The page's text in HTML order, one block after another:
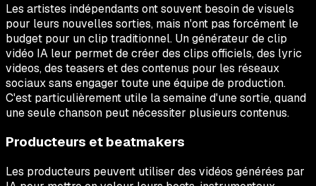
Les artistes indépendants ont souvent besoin de visuels
pour leurs nouvelles sorties, mais n'ont pas forcément le
budget pour un clip traditionnel. Un générateur de clip
vidéo IA leur permet de créer des clips officiels, des lyric
videos, des teasers et des contenus pour les réseaux
sociaux sans engager toute une équipe de production.
C'est particulièrement utile la semaine d'une sortie, quand
une seule chanson peut nécessiter plusieurs contenus.
Producteurs et beatmakers
Les producteurs peuvent utiliser des vidéos générées par